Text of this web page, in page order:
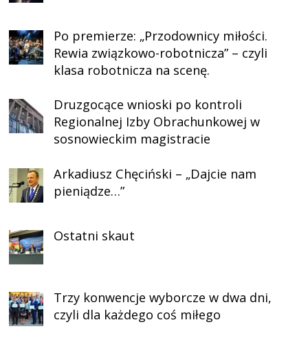
Po premierze: „Przodownicy miłości.
Rewia związkowo-robotnicza” – czyli
klasa robotnicza na scenę.
Druzgocące wnioski po kontroli
Regionalnej Izby Obrachunkowej w
sosnowieckim magistracie
Arkadiusz Chęciński – „Dajcie nam
pieniądze…”
Ostatni skaut
Trzy konwencje wyborcze w dwa dni,
czyli dla każdego coś miłego